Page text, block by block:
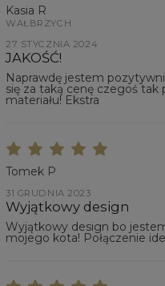
Kasia R
WAŁBRZYCH
27 STYCZNIA 2024
JAKOŚĆ!
Naprawdę jestem
się za taką cenę czegoś
materiału! Ekstra
Tomek P
31 GRUDNIA 2023
Wyjątkowy design
Wyjątkowy design bo
mojego kota! Połączenie